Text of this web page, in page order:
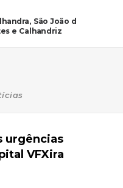
São João d
e Calhandriz
urgências
VFXira